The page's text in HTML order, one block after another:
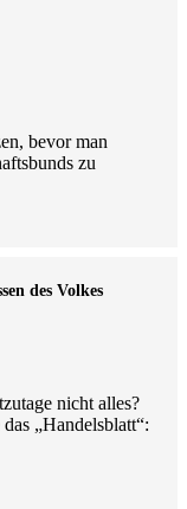
bevor man
zu
des Volkes
nicht alles?
„Handelsblatt“: